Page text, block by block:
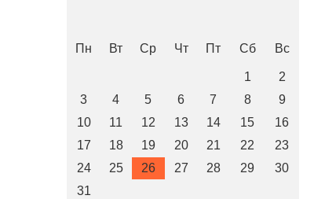
Пн Вт Ср Чт Пт Сб Вс
1
2
3
4 5 6 7 8
9
10
11 12 13 14 15
16
17
18 19 20 21 22
23
24
25 26 27 28 29
30
31